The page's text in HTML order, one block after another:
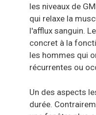
les niveaux de
qui relaxe la
l'afflux sanguin.
concret à la
les hommes qui
récurrentes ou
Un des aspects
durée.